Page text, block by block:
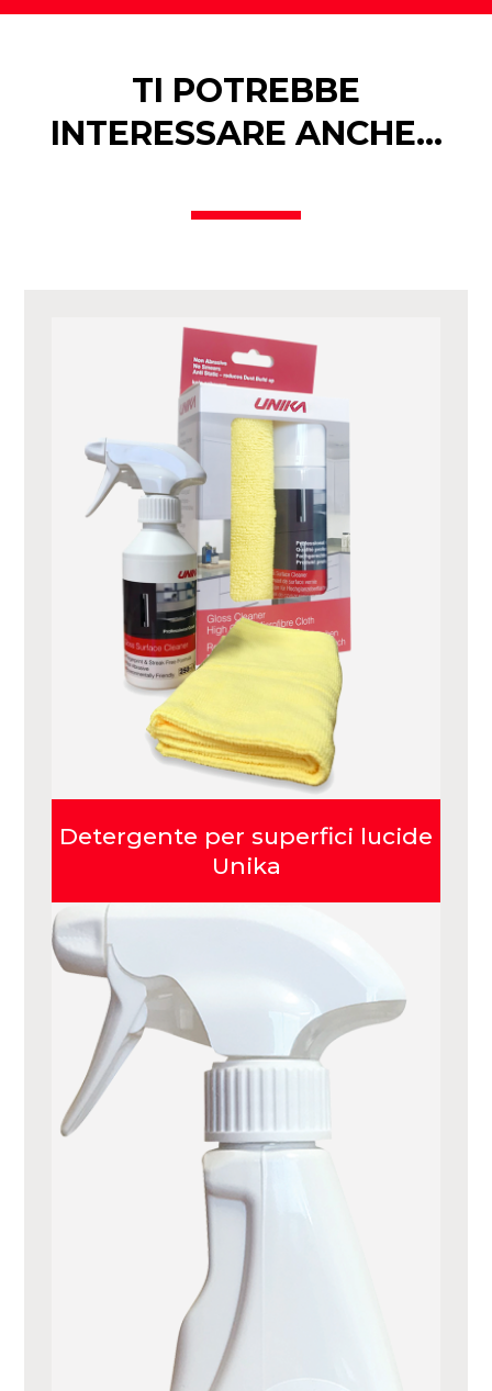
TI POTREBBE
INTERESSARE ANCHE…
Detergente per superfici lucide
Unika